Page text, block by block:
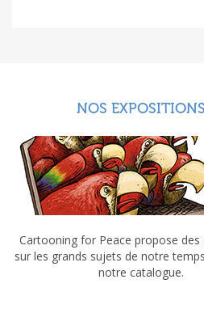
NOS EXPOSITIONS
Cartooning for Peace propose des
sur les grands sujets de notre
notre catalogue.